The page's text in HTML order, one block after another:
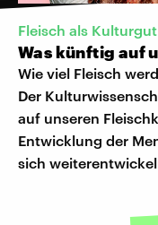
Fleisch als Kulturgut
Was künftig auf
Wie viel Fleisch
Der
auf unseren
Entwicklung der
sich